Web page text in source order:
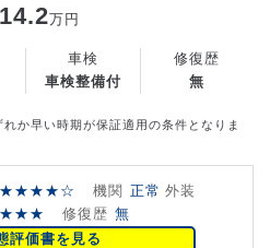
14.2万円
か早い時期が保証適用の条件となりま
車検
車検整備付
修復歴
無
★★★★☆ 機関 正常 外装
修復歴 無
評価書を見る